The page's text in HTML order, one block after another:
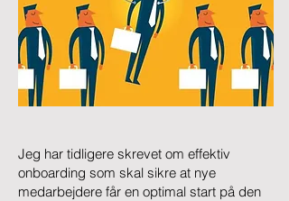
Jeg har tidligere skrevet om effektiv
onboarding som skal sikre at nye
medarbejdere får en optimal start på den